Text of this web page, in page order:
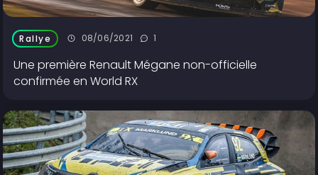
Rallye 08/06/2021 1
Une première Renault Mégane non-officielle
confirmée en World RX